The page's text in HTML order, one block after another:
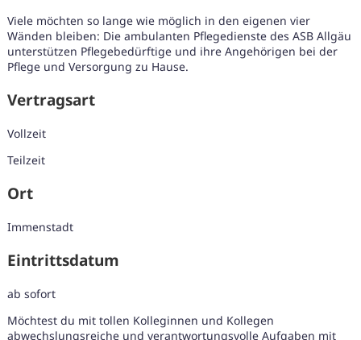
Viele möchten so lange wie möglich in den eigenen vier
Wänden bleiben: Die ambulanten Pflegedienste des ASB Allgäu
unterstützen Pflegebedürftige und ihre Angehörigen bei der
Pflege und Versorgung zu Hause.
Vertragsart
Vollzeit
Teilzeit
Ort
Immenstadt
Eintrittsdatum
ab sofort
Möchtest du mit tollen Kolleginnen und Kollegen
abwechslungsreiche und verantwortungsvolle Aufgaben mit